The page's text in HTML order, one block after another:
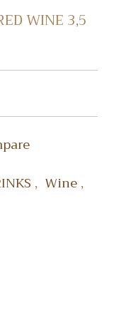
WINE 3,5
, Wine,